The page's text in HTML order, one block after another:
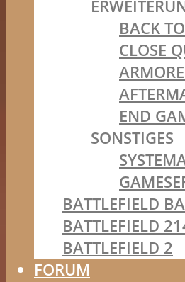
BACK
CLOSE
END
SONSTIGES
BATTLEFIELD
BATTLEFIELD
BATTLEFIELD 2
FORUM